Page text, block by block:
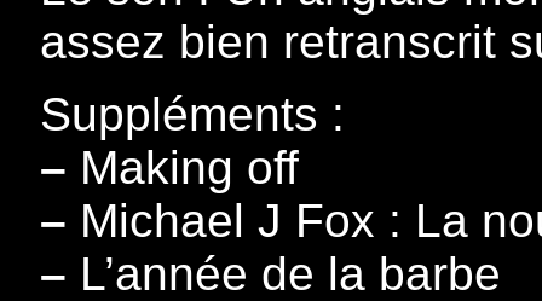
assez bien retranscrit
Suppléments :
– Making off
– Michael J Fox : La
– L’année de la barbe